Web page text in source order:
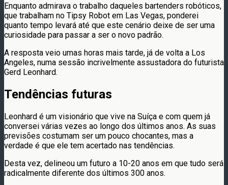
Enquanto admirava o trabalho daqueles bartenders robóticos,
que trabalham no Tipsy Robot em Las Vegas, ponderei
quanto tempo levará até que este cenário deixe de ser uma
curiosidade para passar a ser o novo padrão.
A resposta veio umas horas mais tarde, já de volta a Los
Angeles, numa sessão incrivelmente assustadora do futurista
Gerd Leonhard.
Tendências futuras
Leonhard é um visionário que vive na Suíça e com quem já
conversei várias vezes ao longo dos últimos anos. As suas
previsões costumam ser um pouco chocantes, mas a
verdade é que ele tem acertado nas tendências.
Desta vez, delineou um futuro a 10-20 anos em que tudo será
radicalmente diferente dos últimos 300 anos.